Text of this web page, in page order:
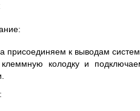
присоединяем к выводам
колодку и